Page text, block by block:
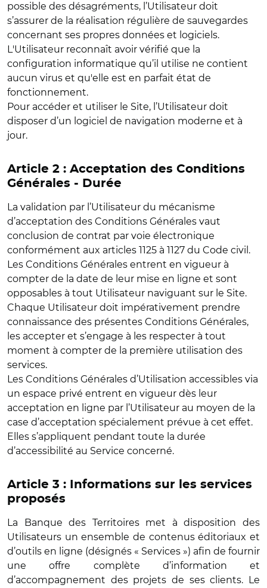
possible des désagréments, l’Utilisateur doit
s’assurer de la réalisation régulière de sauvegardes
concernant ses propres données et logiciels.
L'Utilisateur reconnaît avoir vérifié que la
configuration informatique qu’il utilise ne contient
aucun virus et qu'elle est en parfait état de
fonctionnement.
Pour accéder et utiliser le Site, l’Utilisateur doit
disposer d’un logiciel de navigation moderne et à
jour.
Article 2 : Acceptation des Conditions
Générales - Durée
La validation par l’Utilisateur du mécanisme
d’acceptation des Conditions Générales vaut
conclusion de contrat par voie électronique
conformément aux articles 1125 à 1127 du Code civil.
Les Conditions Générales entrent en vigueur à
compter de la date de leur mise en ligne et sont
opposables à tout Utilisateur naviguant sur le Site.
Chaque Utilisateur doit impérativement prendre
connaissance des présentes Conditions Générales,
les accepter et s’engage à les respecter à tout
moment à compter de la première utilisation des
services.
Les Conditions Générales d’Utilisation accessibles via
un espace privé entrent en vigueur dès leur
acceptation en ligne par l’Utilisateur au moyen de la
case d’acceptation spécialement prévue à cet effet.
Elles s’appliquent pendant toute la durée
d’accessibilité au Service concerné.
Article 3 : Informations sur les services
proposés
La Banque des Territoires met à disposition des
Utilisateurs un ensemble de contenus éditoriaux et
d’outils en ligne (désignés « Services ») afin de fournir
une offre complète d’information et
d’accompagnement des projets de ses clients. Le